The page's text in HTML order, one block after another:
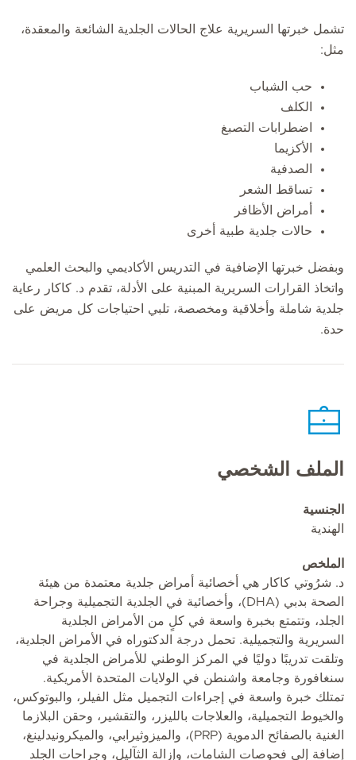
تشمل خبرتها السريرية علاج الحالات الجلدية الشائعة والمعقدة،
مثل:
حب الشباب
الكلف
اضطرابات التصبغ
الأكزيما
الصدفية
تساقط الشعر
أمراض الأظافر
حالات جلدية طبية أخرى
وبفضل خبرتها الإضافية في التدريس الأكاديمي والبحث العلمي
واتخاذ القرارات السريرية المبنية على الأدلة، تقدم د. كاكار رعاية
جلدية شاملة وأخلاقية ومخصصة، تلبي احتياجات كل مريض على
حدة.
الملف الشخصي
الجنسية
الهندية
الملخص
د. شرُوتي كاكار هي أخصائية أمراض جلدية معتمدة من هيئة
الصحة بدبي (DHA)، وأخصائية في الجلدية التجميلية وجراحة
الجلد، وتتمتع بخبرة واسعة في كلٍ من الأمراض الجلدية
السريرية والتجميلية. تحمل درجة الدكتوراه في الأمراض الجلدية،
وتلقت تدريبًا دوليًا في المركز الوطني للأمراض الجلدية في
سنغافورة وجامعة واشنطن في الولايات المتحدة الأمريكية.
تمتلك خبرة واسعة في إجراءات التجميل مثل الفيلر، والبوتوكس،
والخيوط التجميلية، والعلاجات بالليزر، والتقشير، وحقن البلازما
الغنية بالصفائح الدموية (PRP)، والميزوثيرابي، والميكرونيدلينغ،
إضافة إلى فحوصات الشامات، وإزالة الثآليل، وجراحات الجلد